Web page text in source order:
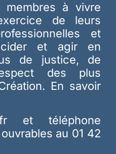
membres à vivre
de leurs
et
et agir en
de justice, de
des plus
En savoir
et téléphone
au 01 42